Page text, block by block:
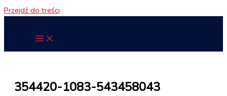
Przejdź do treści
354420-1083-543458043